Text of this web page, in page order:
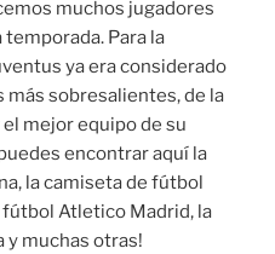
muchos jugadores
Para la
ya era considerado
más sobresalientes, de la
mejor equipo de su
encontrar aquí la
la camiseta de fútbol
fútbol Atletico Madrid, la
y muchas otras!